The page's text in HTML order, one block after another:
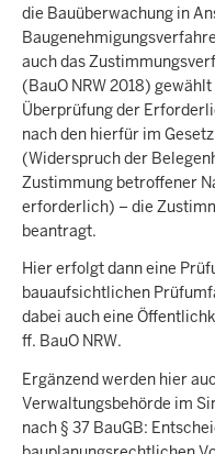
die Bauüberwachung in
auch das
(BauO NRW 2018)
Überprüfung der
nach den hierfür im
(Widerspruch der
Zustimmung betroffener
erforderlich) – die
beantragt.
Hier erfolgt dann eine
bauaufsichtlichen
dabei auch eine
ff. BauO NRW.
Ergänzend werden hier
Verwaltungsbehörde im
nach § 37 BauGB: